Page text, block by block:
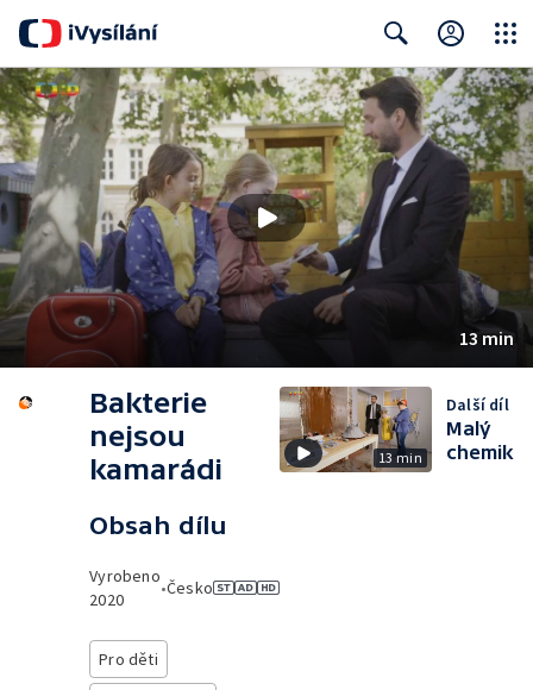
Search Close
13 min
Bakterie
nejsou
kamarádi
Obsah dílu
Vyrobeno
2020
•Česko
Pro děti
13 min
Další díl
Malý
chemik